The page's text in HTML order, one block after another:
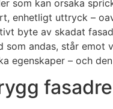
som kan orsaka
enhetligt uttryck –
byte av skadat
som andas, står emot
egenskaper – och